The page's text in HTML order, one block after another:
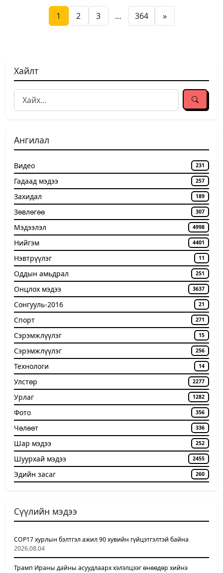
1 2 3 … 364 »
Хайлт
Ангилал
Видео 231
Гадаад мэдээ 257
Захидал 189
Зөвлөгөө 307
Мэдээлэл 4998
Нийгэм 4401
Нэвтрүүлэг 11
Оддын амьдрал 251
Онцлох мэдээ 3637
Сонгууль-2016 21
Спорт 271
Сэрэмжлүүлэг 15
Сэрэмжлүүлэг 256
Технологи 14
Улстөр 2277
Урлаг 1282
Фото 356
Чѳлѳѳт 336
Шар мэдээ 252
Шуурхай мэдээ 2455
Эдийн засаг 260
Сүүлийн мэдээ
COP17 хурлын бэлтгэл ажил 90 хувийн гүйцэтгэлтэй байна
2026.08.04
Трамп Ираны дайны асуудлаарх хэлэлцээг өнөөдөр хийнэ